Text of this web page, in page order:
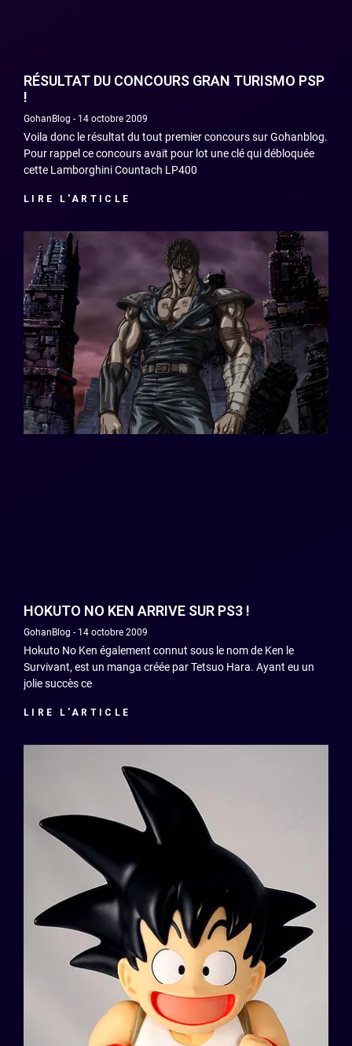
RÉSULTAT DU CONCOURS GRAN TURISMO PSP
!
GohanBlog 14 octobre 2009
Voila donc le résultat du tout premier concours sur Gohanblog.
Pour rappel ce concours avait pour lot une clé qui débloquée
cette Lamborghini Countach LP400
LIRE L'ARTICLE
HOKUTO NO KEN ARRIVE SUR PS3 !
GohanBlog 14 octobre 2009
Hokuto No Ken également connut sous le nom de Ken le
Survivant, est un manga créée par Tetsuo Hara. Ayant eu un
jolie succès ce
LIRE L'ARTICLE